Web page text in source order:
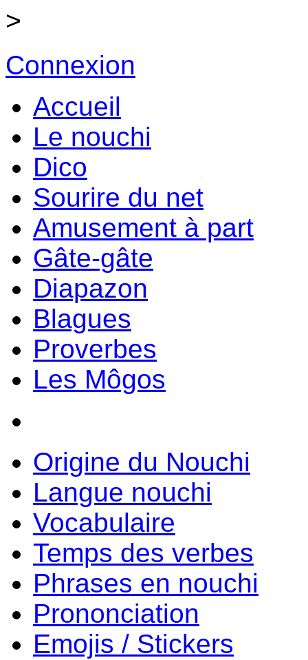
>
Connexion
Accueil
Le nouchi
Dico
Sourire du net
Amusement à part
Gâte-gâte
Diapazon
Blagues
Proverbes
Les Môgos
Origine du Nouchi
Langue nouchi
Vocabulaire
Temps des verbes
Phrases en nouchi
Prononciation
Emojis / Stickers